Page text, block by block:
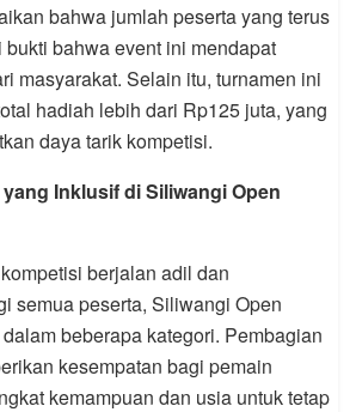
bahwa jumlah peserta yang terus
bahwa event ini mendapat
masyarakat. Selain itu, turnamen ini
hadiah lebih dari Rp125 juta, yang
daya tarik kompetisi.
Inklusif di Siliwangi Open
berjalan adil dan
semua peserta, Siliwangi Open
beberapa kategori. Pembagian
kesempatan bagi pemain
kemampuan dan usia untuk tetap